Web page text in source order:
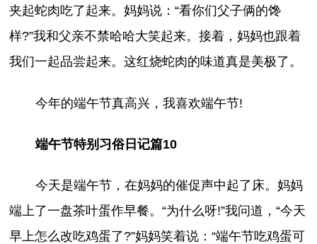
夹起蛇肉吃了起来。妈妈说：“看你们父子俩的馋
样?”我和父亲不禁哈哈大笑起来。接着，妈妈也跟着
我们一起品尝起来。这红烧蛇肉的味道真是美极了。
今年的端午节真高兴，我喜欢端午节!
端午节特别习俗日记篇10
今天是端午节，在妈妈的催促声中起了床。妈妈
端上了一盘茶叶蛋作早餐。“为什么呀!”我问道，“今天
早上怎么改吃鸡蛋了?”妈妈笑着说：“端午节吃鸡蛋可